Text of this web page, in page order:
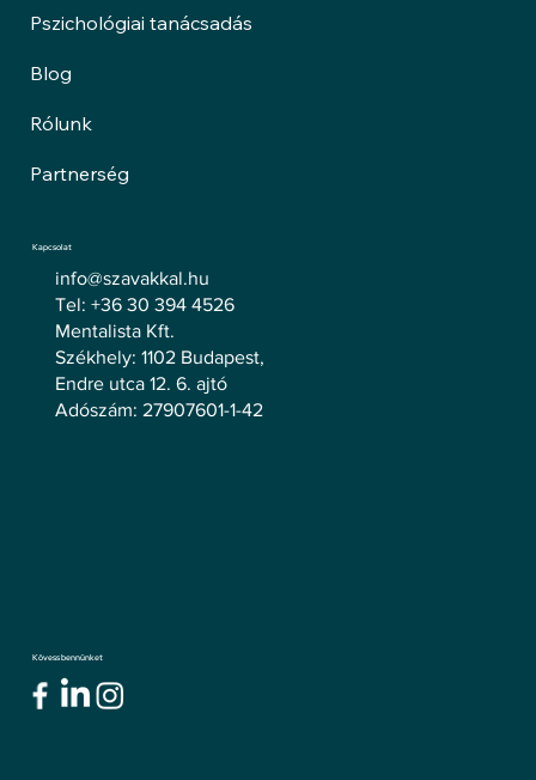
Pszichológiai tanácsadás
Blog
Rólunk
Partnerség
Kapcsolat
info@szavakkal.hu
Tel: +36 30 394 4526
Mentalista Kft.
Székhely: 1102 Budapest,
Endre utca 12. 6. ajtó
Adószám: 27907601-1-42
Kövess bennünket